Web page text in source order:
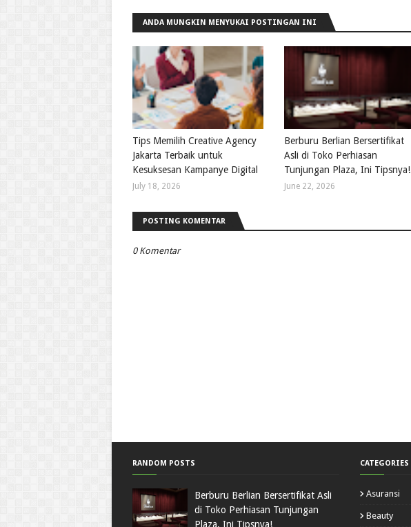
ANDA MUNGKIN MENYUKAI POSTINGAN INI
Tips Memilih Creative Agency
Jakarta Terbaik untuk
Kesuksesan Kampanye Digital
July 18, 2026
Berburu Berlian Bersertifikat
Asli di Toko Perhiasan
Tunjungan Plaza, Ini Tipsnya!
June 22, 2026
POSTING KOMENTAR
0 Komentar
RANDOM POSTS
Berburu Berlian Bersertifikat Asli
di Toko Perhiasan Tunjungan
Plaza, Ini Tipsnya!
CATEGORIES
Asuransi
Beauty